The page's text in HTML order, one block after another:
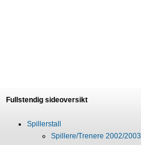
Fullstendig sideoversikt
Spillerstall
Spillere/Trenere 2002/2003